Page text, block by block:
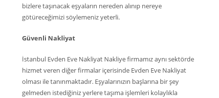
bizlere taşınacak eşyaların nereden alınıp nereye
götüreceğimizi söylemeniz yeterli.
Güvenli Nakliyat
İstanbul Evden Eve Nakliyat Nakliye firmamız aynı sektörde
hizmet veren diğer firmalar içerisinde Evden Eve Nakliyat
olması ile tanınmaktadır. Eşyalarınızın başlarına bir şey
gelmeden istediğiniz yerlere taşıma işlemleri kolaylıkla